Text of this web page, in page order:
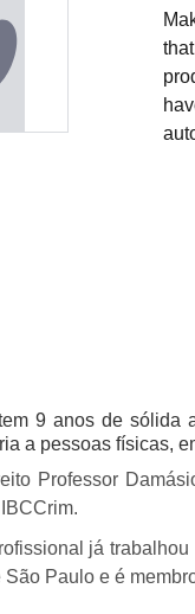
9 anos de sólida
a pessoas físicas,
Professor
já
Paulo e é